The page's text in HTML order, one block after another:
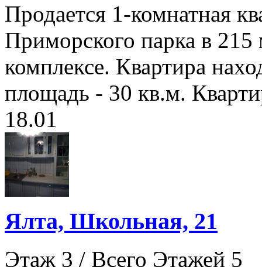
Продается 1-комнатная
Приморского парка в
комплексе. Квартира
площадь - 30 кв.м.
18.01
Ялта, Школьная, 21
Этаж 3 / Всего Этажей 5